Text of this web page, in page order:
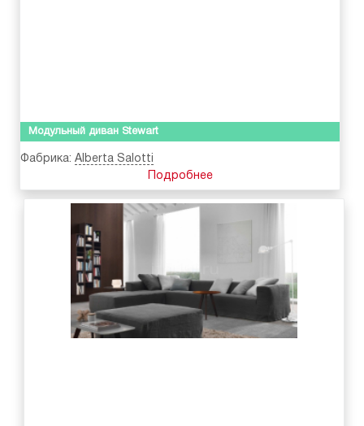
Модульный диван Stewart
Фабрика: Alberta Salotti
Подробнее